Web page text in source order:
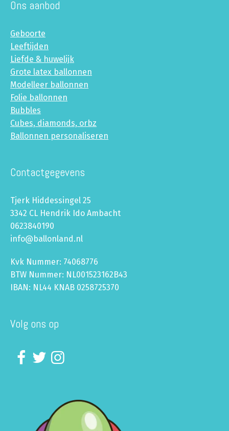
Ons aanbod
Geboorte
Leeftijden
Liefde & huwelijk
Grote latex ballonnen
Modelleer ballonnen
Folie ballonnen
Bubbles
Cubes, diamonds, orbz
Ballonnen personaliseren
Contactgegevens
Tjerk Hiddessingel 25
3342 CL Hendrik Ido Ambacht
0623840190
info@ballonland.nl
Kvk Nummer: 74068776
BTW Nummer: NL001523162B43
IBAN: NL44 KNAB 0258725370
Volg ons op